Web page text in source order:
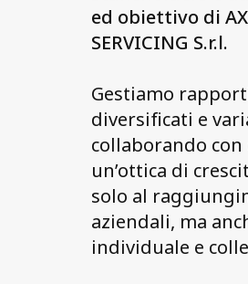
Personal data
Quality Certifications
Contact us
ed obiettivo di
SERVICING S.r.l.
Gestiamo
diversificati e
collaborando con
un’ottica di
solo al
aziendali, ma
individuale e